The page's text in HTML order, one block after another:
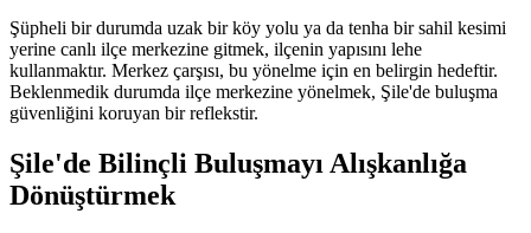
Şüpheli bir durumda uzak bir köy yolu ya da tenha bir sahil kesimi
yerine canlı ilçe merkezine gitmek, ilçenin yapısını lehe
kullanmaktır. Merkez çarşısı, bu yönelme için en belirgin hedeftir.
Beklenmedik durumda ilçe merkezine yönelmek, Şile'de buluşma
güvenliğini koruyan bir reflekstir.
Şile'de Bilinçli Buluşmayı Alışkanlığa
Dönüştürmek